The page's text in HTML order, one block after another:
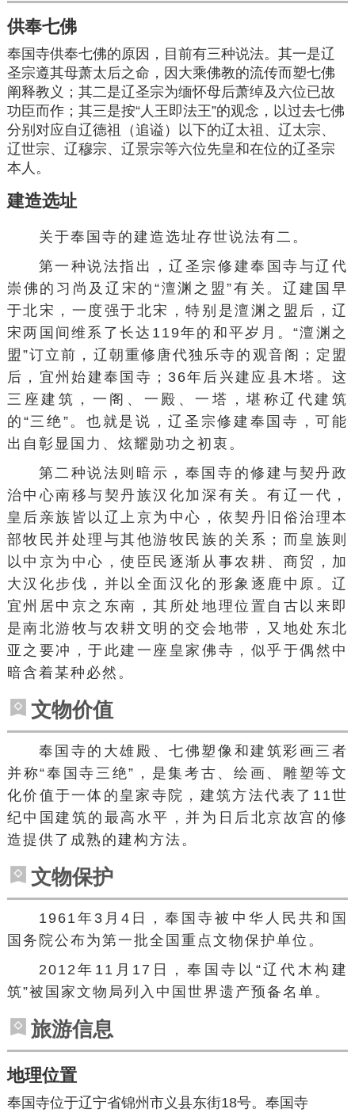
供奉七佛
奉国寺供奉七佛的原因，目前有三种说法。其一是辽
圣宗遵其母萧太后之命，因大乘佛教的流传而塑七佛
阐释教义；其二是辽圣宗为缅怀母后萧绰及六位已故
功臣而作；其三是按“人王即法王”的观念，以过去七佛
分别对应自辽德祖 （追谥）以下的辽太祖 、 辽太宗、
辽世宗、 辽穆宗、 辽景宗等六位先皇和在位的辽圣宗
本人。
建造选址
关于奉国寺的建造选址存世说法有二。
第一种说法指出，辽圣宗修建奉国寺与辽代
崇佛的习尚及辽宋的“澶渊之盟”有关。辽建国早
于北宋，一度强于北宋，特别是澶渊之盟后，辽
宋两国间维系了长达119年的和平岁月。“澶渊之
盟”订立前，辽朝重修唐代独乐寺的观音阁；定盟
后，宜州始建奉国寺；36年后兴建应县木塔。这
三座建筑，一阁、一殿、一塔，堪称辽代建筑
的“三绝”。也就是说，辽圣宗修建奉国寺，可能
出自彰显国力、炫耀勋功之初衷。
第二种说法则暗示，奉国寺的修建与契丹政
治中心南移与契丹族汉化加深有关。有辽一代，
皇后亲族皆以辽上京为中心，依契丹旧俗治理本
部牧民并处理与其他游牧民族的关系；而皇族则
以中京为中心，使臣民逐渐从事农耕、商贸，加
大汉化步伐，并以全面汉化的形象逐鹿中原。辽
宜州居中京之东南，其所处地理位置自古以来即
是南北游牧与农耕文明的交会地带，又地处东北
亚之要冲，于此建一座皇家佛寺，似乎于偶然中
暗含着某种必然。
文物价值
奉国寺的大雄殿、七佛塑像和建筑彩画三者
并称“奉国寺三绝”，是集考古、绘画、雕塑等文
化价值于一体的皇家寺院，建筑方法代表了11世
纪中国建筑的最高水平，并为日后北京故宫的修
造提供了成熟的建构方法。
文物保护
1961年3月4日，奉国寺被中华人民共和国
国务院公布为第一批全国重点文物保护单位。
2012年11月17日，奉国寺以“辽代木构建
筑”被国家文物局列入中国世界遗产预备名单。
旅游信息
地理位置
奉国寺位于辽宁省锦州市义县东街18号。奉国寺